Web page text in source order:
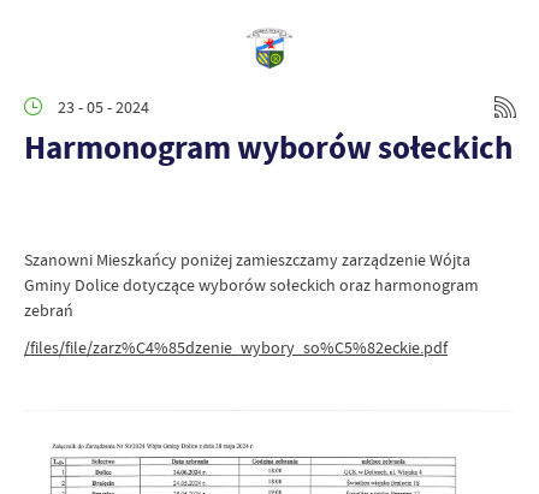
23 - 05 - 2024
Harmonogram wyborów sołeckich
Szanowni Mieszkańcy poniżej zamieszczamy zarządzenie Wójta
Gminy Dolice dotyczące wyborów sołeckich oraz harmonogram
zebrań
/files/file/zarz%C4%85dzenie_wybory_so%C5%82eckie.pdf